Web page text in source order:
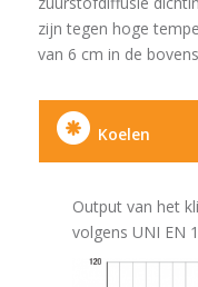
zijn tegen hoge
van 6 cm in de
Koelen
Output van het
volgens UNI EN